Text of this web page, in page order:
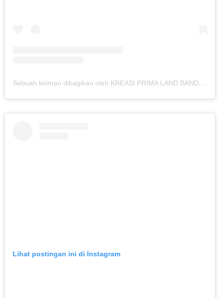
Sebuah kiriman dibagikan oleh KREASI PRIMA LAND BANDUNG (@kreasiland.bandung)
Lihat postingan ini di Instagram